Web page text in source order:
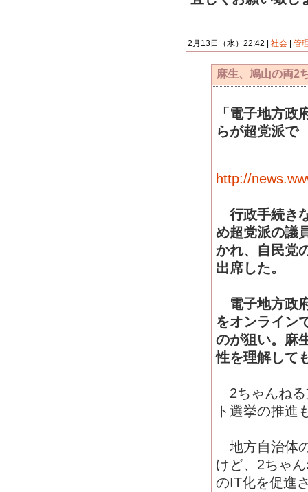
2月13日（水）22:42 | 社会 管
麻生、鳩山の両2
「電子地方
らが超党派で
http://
行政手続き
め超党派の議
かれ、自民党
出席した。
電子地方政
をオンライン
のが狙い。麻
性を理解して
2ちゃんねる
ト選挙の推進
地方自治体
けど、2ちゃ
のIT化を促進